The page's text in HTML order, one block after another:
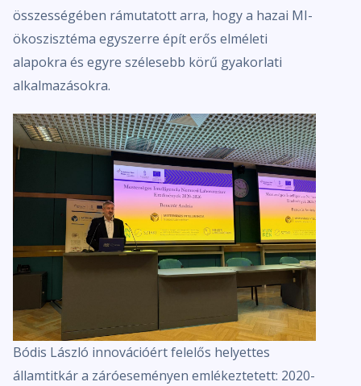
összességében rámutatott arra, hogy a hazai MI-
ökoszisztéma egyszerre épít erős elméleti
alapokra és egyre szélesebb körű gyakorlati
alkalmazásokra.
Bódis László innovációért felelős helyettes
államtitkár a záróeseményen emlékeztetett: 2020-